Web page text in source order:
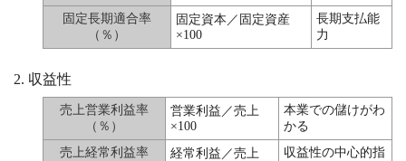
固定長期適合率
（％）
固定資本／固定資産
×100
長期支払能
力
収益性
売上営業利益率
（％）
営業利益／売上
×100
本業での儲けがわ
かる
売上経常利益率
経常利益／売上
収益性の中心的指